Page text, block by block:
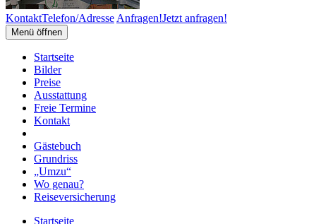
KontaktTelefon/Adresse Anfragen!Jetzt anfragen!
Menü öffnen
Startseite
Bilder
Preise
Ausstattung
Freie Termine
Kontakt
Gästebuch
Grundriss
„Umzu“
Wo genau?
Reiseversicherung
Startseite